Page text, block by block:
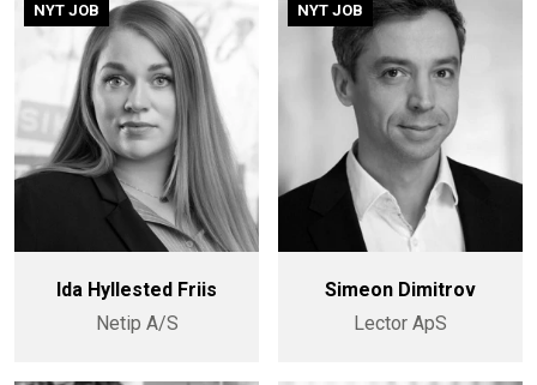
NYT JOB
Ida Hyllested Friis
Netip A/S
NYT JOB
Simeon Dimitrov
Lector ApS